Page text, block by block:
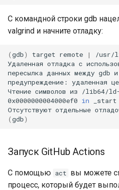
С командной строки gdb
valgrind и начните отладку:
(gdb) target remote |
/usr/
Удаленная отладка с
пересылка
данных между gdb и
предупреждение:
удаленная
Чтение символов из /lib64/
0x0000000004000ef0 in _start
Отсутствуют отдельные
(gdb)
Запуск GitHub Actions
С помощью act вы можете
процесс, который будет